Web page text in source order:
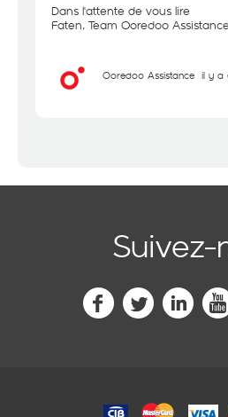
Dans l'attente de vous lire
Faten, Team Ooredoo Assistance
Ooredoo Assistance il y a
Suivez-